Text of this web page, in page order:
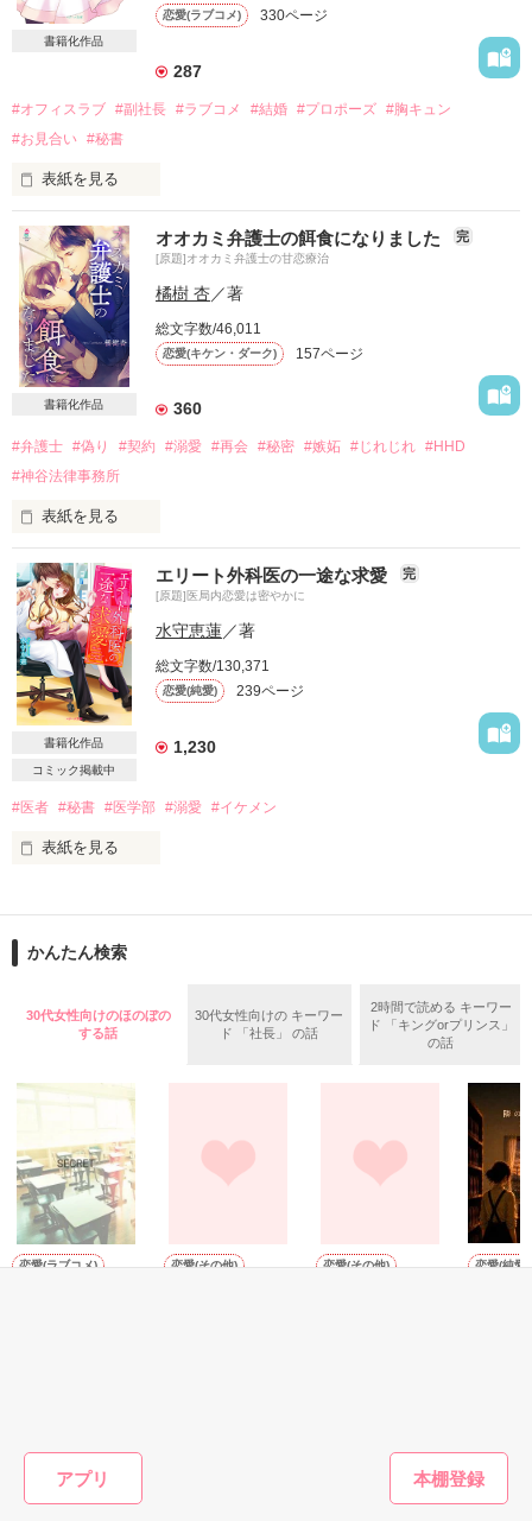
アプリ
書籍化作品
恋愛(ラブコメ) 330ページ
287
#オフィスラブ #副社長 #ラブコメ #結婚 #プロポーズ #胸キュン
#お見合い #秘書
表紙を見る
書籍化に伴いまして限定公開となっております。
ご了承くださいませ。
「俺と結婚してほしい」
ハメられたお見合いの席で突然プロポーズしてきた相手は
恋を知らない我が社の副社長。
副社長……。少々、暴走しすぎではないでしょうか？
「これがキミの言う、誰かを好きになる気持ちじゃないだろう
そんなことを聞かれても困ります！
あなたの前で恋愛経験豊富者を演じておりましたが私……本当
はあなたと同じ恋愛初心者なんです！
好きって気持ちも恋愛するのがどういうことなのかも
なにもかも知らない私たち。
こんな私たちだけれど、恋愛結婚できるの？
×
恋愛をすることからはじまった
作品を読む
書籍化作品
オオカミ弁護士の餌食になりました 完
[原題]オオカミ弁護士の甘恋療治
橘樹 杏／著
総文字数/46,011
恋愛(キケン・ダーク) 157ページ
360
#弁護士 #偽り #契約 #溺愛 #再会 #秘密 #嫉妬 #じれじれ #HHD
#神谷法律事務所
表紙を見る
実は私、幼い頃のトラウマが原因で、
人に触られると
拒絶反応が出てしまう体質なのですが…。
「俺と荒療治、試してみない？」
紳士だと思っていた彼は、
オオカミだったのかもしれない。
*・。*・。*・。*・。*・。*
神谷総合法律事務所
香坂 千暁（30）
法務部
有村 真凛（26）
*・。*・。*・。*・。*・。*
2018/4/29　表紙公開
2018/5/2　End
『オオカミ弁護士の餌食になりました』
2018年10月　マカロン文庫化
書籍化作品
コミック掲載中
エリート外科医の一途な求愛 完
[原題]医局内恋愛は密やかに
水守恵蓮／著
総文字数/130,371
恋愛(純愛) 239ページ
1,230
#医者 #秘書 #医学部 #溺愛 #イケメン
表紙を見る
×
■■□―――――――――――――――□■■
『君、いつもつれないね。
『イケメンだから。それだけです』
イケメンは何をしても許される
勘違いで思い上がる男はお断りです
『人間を顔で判断するなよ』
かんたん検索
30代女性向けのほのぼの
する話
30代女性向けの キーワー
ド 「社長」 の話
2時間で読める キーワー
ド 「キングorプリンス」
の話
恋愛(ラブコメ) 恋愛(その他) 恋愛(その他) 恋愛(純愛)
かんたん検索の条件を変える